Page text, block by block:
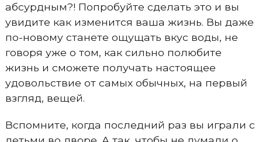
абсурдным?! Попробуйте сделать это и вы
увидите как изменится ваша жизнь. Вы даже
по-новому станете ощущать вкус воды, не
говоря уже о том, как сильно полюбите
жизнь и сможете получать настоящее
удовольствие от самых обычных, на первый
взгляд, вещей.
Вспомните, когда последний раз вы играли с